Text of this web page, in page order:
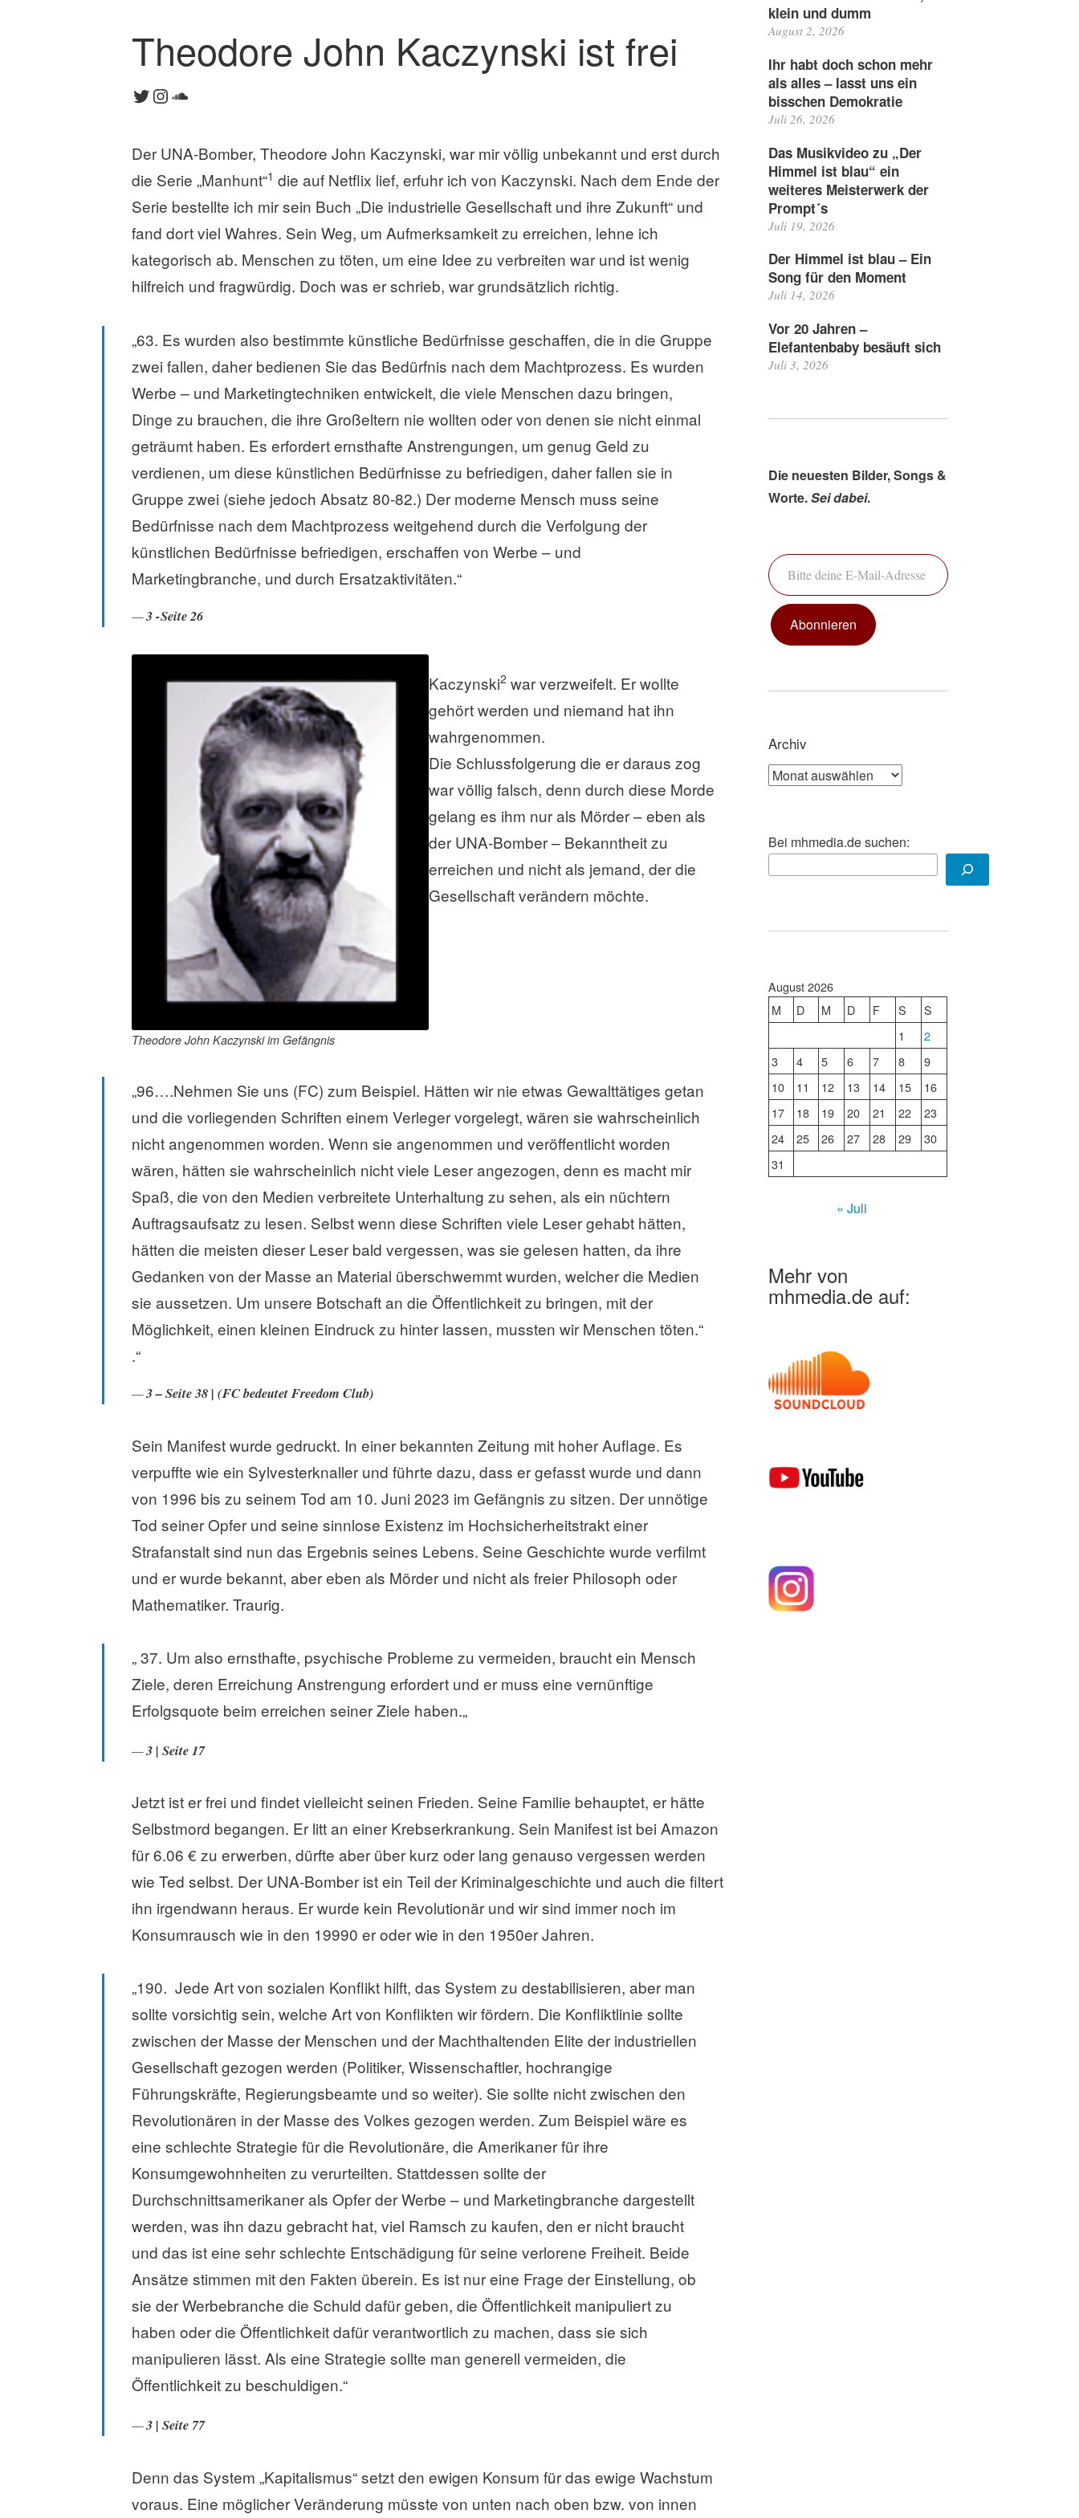
Theodore John Kaczynski ist frei
Twitter
Instagram
SoundCloud
Der UNA-Bomber, Theodore John Kaczynski, war mir völlig unbekannt und erst durch
die Serie „Manhunt“1 die auf Netflix lief, erfuhr ich von Kaczynski. Nach dem Ende der
Serie bestellte ich mir sein Buch „Die industrielle Gesellschaft und ihre Zukunft“ und
fand dort viel Wahres. Sein Weg, um Aufmerksamkeit zu erreichen, lehne ich
kategorisch ab. Menschen zu töten, um eine Idee zu verbreiten war und ist wenig
hilfreich und fragwürdig. Doch was er schrieb, war grundsätzlich richtig.
„63. Es wurden also bestimmte künstliche Bedürfnisse geschaffen, die in die Gruppe
zwei fallen, daher bedienen Sie das Bedürfnis nach dem Machtprozess. Es wurden
Werbe – und Marketingtechniken entwickelt, die viele Menschen dazu bringen,
Dinge zu brauchen, die ihre Großeltern nie wollten oder von denen sie nicht einmal
geträumt haben. Es erfordert ernsthafte Anstrengungen, um genug Geld zu
verdienen, um diese künstlichen Bedürfnisse zu befriedigen, daher fallen sie in
Gruppe zwei (siehe jedoch Absatz 80-82.) Der moderne Mensch muss seine
Bedürfnisse nach dem Machtprozess weitgehend durch die Verfolgung der
künstlichen Bedürfnisse befriedigen, erschaffen von Werbe – und
Marketingbranche, und durch Ersatzaktivitäten.“
3 -Seite 26
Theodore John Kaczynski im Gefängnis
Kaczynski2war verzweifelt. Er wollte
gehört werden und niemand hat ihn
wahrgenommen.
Die Schlussfolgerung die er daraus zog
war völlig falsch, denn durch diese Morde
gelang es ihm nur als Mörder – eben als
der UNA-Bomber – Bekanntheit zu
erreichen und nicht als jemand, der die
Gesellschaft verändern möchte.
„96….Nehmen Sie uns (FC) zum Beispiel. Hätten wir nie etwas Gewalttätiges getan
und die vorliegenden Schriften einem Verleger vorgelegt, wären sie wahrscheinlich
nicht angenommen worden. Wenn sie angenommen und veröffentlicht worden
wären, hätten sie wahrscheinlich nicht viele Leser angezogen, denn es macht mir
Spaß, die von den Medien verbreitete Unterhaltung zu sehen, als ein nüchtern
Auftragsaufsatz zu lesen. Selbst wenn diese Schriften viele Leser gehabt hätten,
hätten die meisten dieser Leser bald vergessen, was sie gelesen hatten, da ihre
Gedanken von der Masse an Material überschwemmt wurden, welcher die Medien
sie aussetzen. Um unsere Botschaft an die Öffentlichkeit zu bringen, mit der
Möglichkeit, einen kleinen Eindruck zu hinter lassen, mussten wir Menschen töten.“
.“
3 – Seite 38 | (FC bedeutet Freedom Club)
Sein Manifest wurde gedruckt. In einer bekannten Zeitung mit hoher Auflage. Es
verpuffte wie ein Sylvesterknaller und führte dazu, dass er gefasst wurde und dann
von 1996 bis zu seinem Tod am 10. Juni 2023 im Gefängnis zu sitzen. Der unnötige
Tod seiner Opfer und seine sinnlose Existenz im Hochsicherheitstrakt einer
Strafanstalt sind nun das Ergebnis seines Lebens. Seine Geschichte wurde verfilmt
und er wurde bekannt, aber eben als Mörder und nicht als freier Philosoph oder
Mathematiker. Traurig.
„ 37. Um also ernsthafte, psychische Probleme zu vermeiden, braucht ein Mensch
Ziele, deren Erreichung Anstrengung erfordert und er muss eine vernünftige
Erfolgsquote beim erreichen seiner Ziele haben.„
3 | Seite 17
Jetzt ist er frei und findet vielleicht seinen Frieden. Seine Familie behauptet, er hätte
Selbstmord begangen. Er litt an einer Krebserkrankung. Sein Manifest ist bei Amazon
für 6.06 € zu erwerben, dürfte aber über kurz oder lang genauso vergessen werden
wie Ted selbst. Der UNA-Bomber ist ein Teil der Kriminalgeschichte und auch die filtert
ihn irgendwann heraus. Er wurde kein Revolutionär und wir sind immer noch im
Konsumrausch wie in den 19990 er oder wie in den 1950er Jahren.
„190. Jede Art von sozialen Konflikt hilft, das System zu destabilisieren, aber man
sollte vorsichtig sein, welche Art von Konflikten wir fördern. Die Konfliktlinie sollte
zwischen der Masse der Menschen und der Machthaltenden Elite der industriellen
Gesellschaft gezogen werden (Politiker, Wissenschaftler, hochrangige
Führungskräfte, Regierungsbeamte und so weiter). Sie sollte nicht zwischen den
Revolutionären in der Masse des Volkes gezogen werden. Zum Beispiel wäre es
eine schlechte Strategie für die Revolutionäre, die Amerikaner für ihre
Konsumgewohnheiten zu verurteilten. Stattdessen sollte der
Durchschnittsamerikaner als Opfer der Werbe – und Marketingbranche dargestellt
werden, was ihn dazu gebracht hat, viel Ramsch zu kaufen, den er nicht braucht
und das ist eine sehr schlechte Entschädigung für seine verlorene Freiheit. Beide
Ansätze stimmen mit den Fakten überein. Es ist nur eine Frage der Einstellung, ob
sie der Werbebranche die Schuld dafür geben, die Öffentlichkeit manipuliert zu
haben oder die Öffentlichkeit dafür verantwortlich zu machen, dass sie sich
manipulieren lässt. Als eine Strategie sollte man generell vermeiden, die
Öffentlichkeit zu beschuldigen.“
3 | Seite 77
Denn das System „Kapitalismus“ setzt den ewigen Konsum für das ewige Wachstum
voraus. Eine möglicher Veränderung müsste von unten nach oben bzw. von innen
K
n
a
r
h
n
t
l
a
s
e
n
klein und dumm
August 2, 2026
Ihr habt doch schon mehr
als alles – lasst uns ein
bisschen Demokratie
Juli 26, 2026
Das Musikvideo zu „Der
Himmel ist blau“ ein
weiteres Meisterwerk der
Prompt´s
Juli 19, 2026
Der Himmel ist blau – Ein
Song für den Moment
Juli 14, 2026
Vor 20 Jahren –
Elefantenbaby besäuft sich
Juli 3, 2026
Die neuesten Bilder, Songs &
Worte.Sei dabei.
Bitte deine E-Mail-Adresse ein ...
Abonnieren
Archiv
Archiv
Bei mhmedia.de suchen:
August 2026
M
D M D F S
S
1
2
3
4 5 6 7 8
9
10
11 12 13 14 15
16
17
18 19 20 21 22
23
24
25 26 27 28 29
30
31
« Juli
Mehr von
mhmedia.de auf: